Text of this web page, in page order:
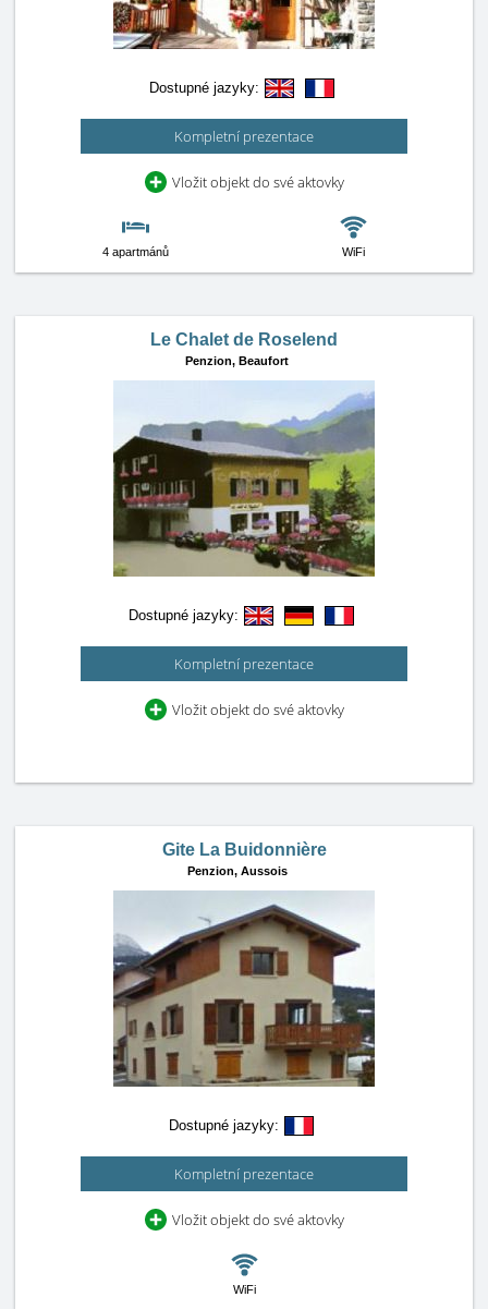
Dostupné jazyky:
Kompletní prezentace
Vložit objekt do své aktovky
4 apartmánů WiFi
Le Chalet de Roselend
Penzion, Beaufort
Dostupné jazyky:
Kompletní prezentace
Vložit objekt do své aktovky
Gite La Buidonnière
Penzion, Aussois
Dostupné jazyky:
Kompletní prezentace
Vložit objekt do své aktovky
WiFi